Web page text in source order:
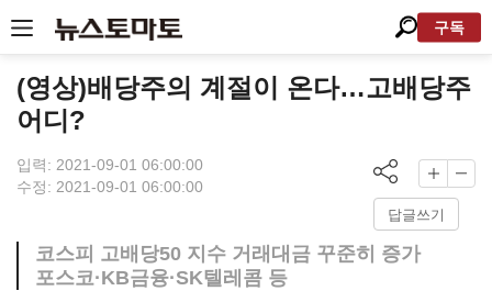
구독
(영상)배당주의 계절이 온다…고배당주
어디?
입력: 2021-09-01 06:00:00
수정: 2021-09-01 06:00:00
답글쓰기
코스피 고배당50 지수 거래대금 꾸준히 증가
포스코·KB금융·SK텔레콤 등